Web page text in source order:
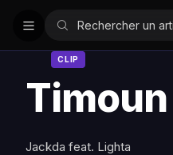
CLIP
Jackda feat. Lighta